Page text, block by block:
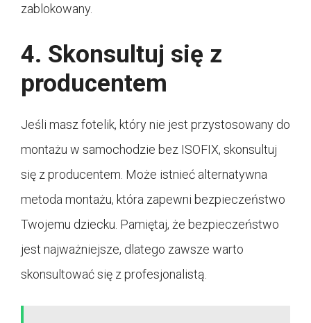
zablokowany.
4. Skonsultuj się z
producentem
Jeśli masz fotelik, który nie jest przystosowany do
montażu w samochodzie bez ISOFIX, skonsultuj
się z producentem. Może istnieć alternatywna
metoda montażu, która zapewni bezpieczeństwo
Twojemu dziecku. Pamiętaj, że bezpieczeństwo
jest najważniejsze, dlatego zawsze warto
skonsultować się z profesjonalistą.